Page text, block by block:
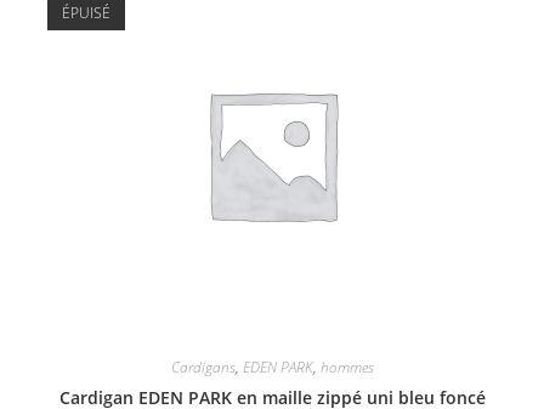
ÉPUISÉ
Cardigans, EDEN PARK, hommes
Cardigan EDEN PARK en maille zippé uni bleu foncé